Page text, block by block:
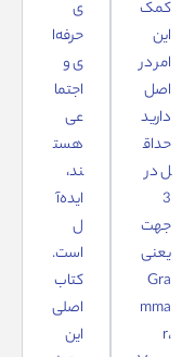
کمک
این
امر در
اصل
دارید
حداق
ل در
3
جهت
یعنی
Gra
mma
r،
ی
حرفه‌ا
ی و
اجتما
عی
هست
ند،
ایده‌آ
ل
است.
کتاب
اصلی
این